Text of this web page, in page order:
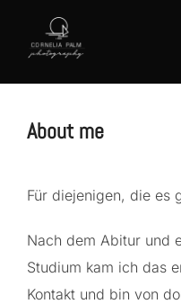
springen
About me
Für diejenigen, die es
Nach dem Abitur und
Studium kam ich das
Kontakt und bin von